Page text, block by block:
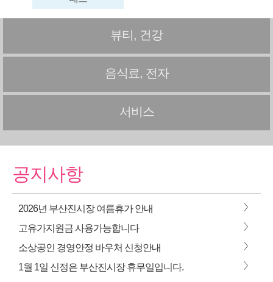
뷰티, 건강
음식료, 전자
서비스
공지사항
2026년 부산진시장 여름휴가 안내 >
고유가지원금 사용가능합니다 >
소상공인 경영안정 바우처 신청안내 >
1월 1일 신정은 부산진시장 휴무일입니다. >